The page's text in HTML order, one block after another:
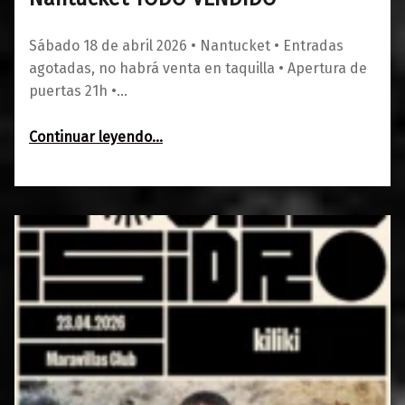
Sábado 18 de abril 2026 • Nantucket • Entradas
agotadas, no habrá venta en taquilla • Apertura de
puertas 21h •…
Continuar leyendo…
01/03/2026Maravillas